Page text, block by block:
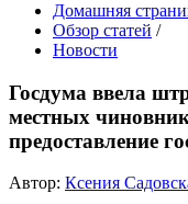
Домашняя
Обзор статей /
Новости
Госдума ввела
местных
предоставление
Автор: Ксения